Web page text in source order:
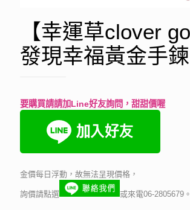
【幸運草clover
發現幸福黃金手鍊
要購買請請加Line好友詢問，甜甜價喔
金價每日浮動，故無法呈現價格，
詢價請點選 或來電06-2805679。